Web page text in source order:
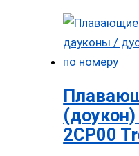
2CP00